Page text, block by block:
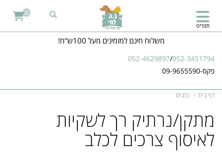
משלוח חינם למזמינים מעל 100ש"ח!
052-4629897/052-3451794
פקס-09-9655590
תפריט
0
דף בית כלבים
מתקן/נרתיק רך לשקיות
לאיסוף צרכים לכלב